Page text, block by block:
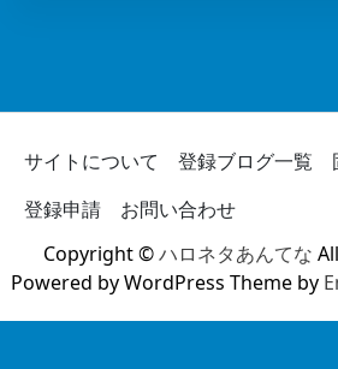
サイトについて 登録ブログ一覧
登録申請
お問い合わせ
Copyright ©ハロネタあんてな
Powered by WordPress Theme by